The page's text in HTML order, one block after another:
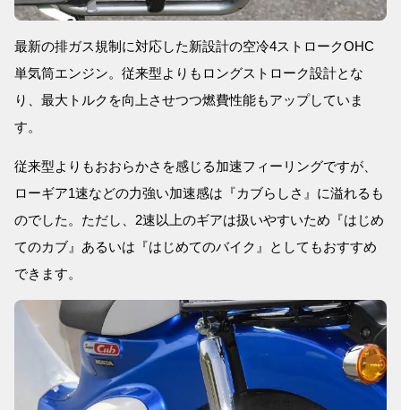
最新の排ガス規制に対応した新設計の空冷4ストロークOHC
単気筒エンジン。従来型よりもロングストローク設計とな
り、最大トルクを向上させつつ燃費性能もアップしていま
す。
従来型よりもおおらかさを感じる加速フィーリングですが、
ローギア1速などの力強い加速感は『カブらしさ』に溢れるも
のでした。ただし、2速以上のギアは扱いやすいため『はじめ
てのカブ』あるいは『はじめてのバイク』としてもおすすめ
できます。